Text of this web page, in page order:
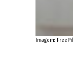
Imagem: